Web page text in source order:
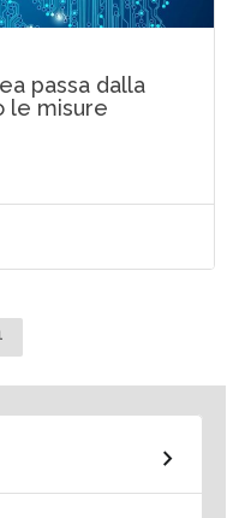
passa dalla
le misure